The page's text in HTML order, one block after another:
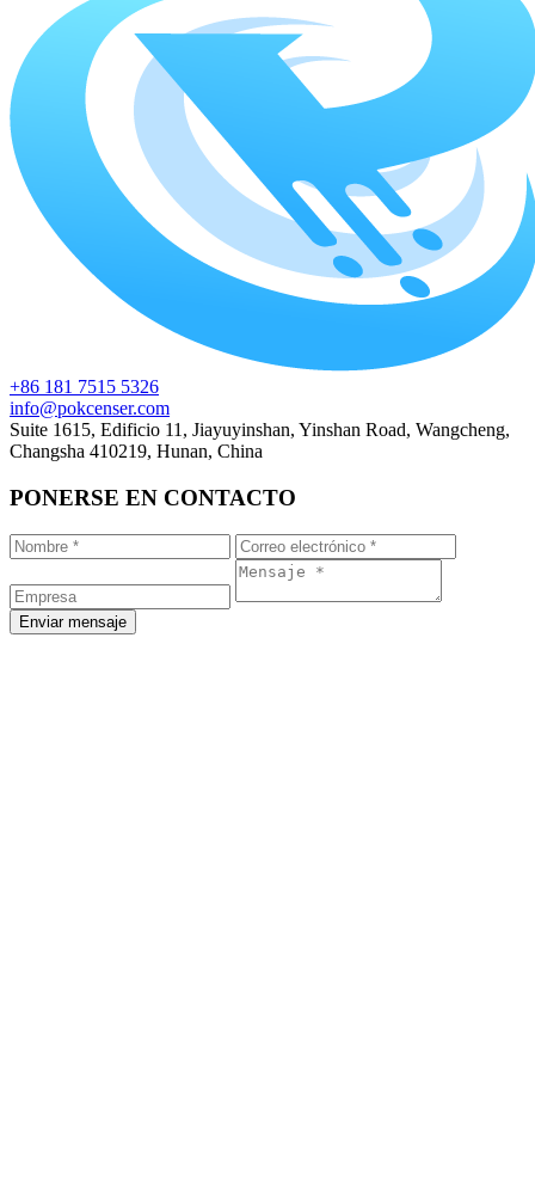
+86 181 7515 5326
info@pokcenser.com
Suite 1615, Edificio 11, Jiayuyinshan, Yinshan Road, Wangcheng,
Changsha 410219, Hunan, China
PONERSE EN CONTACTO
Enviar mensaje